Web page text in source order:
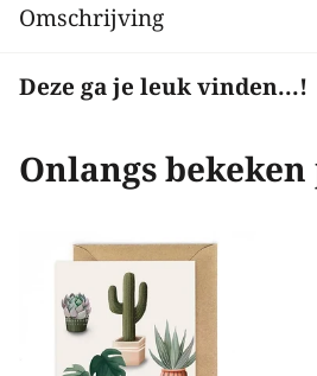
Omschrijving
Deze ga je leuk vinden...!
Onlangs